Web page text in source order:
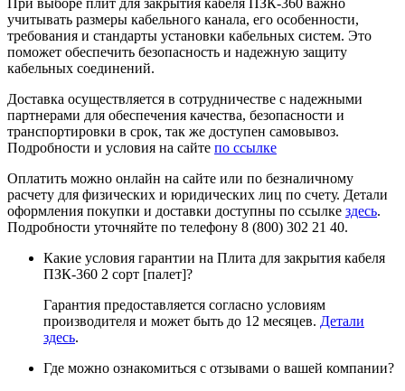
учитывать размеры кабельного канала, его особенности,
требования и стандарты установки кабельных систем. Это
поможет обеспечить безопасность и надежную защиту
кабельных соединений.
Доставка осуществляется в сотрудничестве с надежными
партнерами для обеспечения качества, безопасности и
транспортировки в срок, так же доступен самовывоз.
Подробности и условия на сайте по ссылке
Оплатить можно онлайн на сайте или по безналичному
расчету для физических и юридических лиц по счету. Детали
оформления покупки и доставки доступны по ссылке здесь.
Подробности уточняйте по телефону 8 (800) 302 21 40.
Какие условия гарантии на Плита для закрытия кабеля
ПЗК-360 2 сорт [палет]?
Гарантия предоставляется согласно условиям
производителя и может быть до 12 месяцев. Детали
здесь.
Где можно ознакомиться с отзывами о вашей компании?